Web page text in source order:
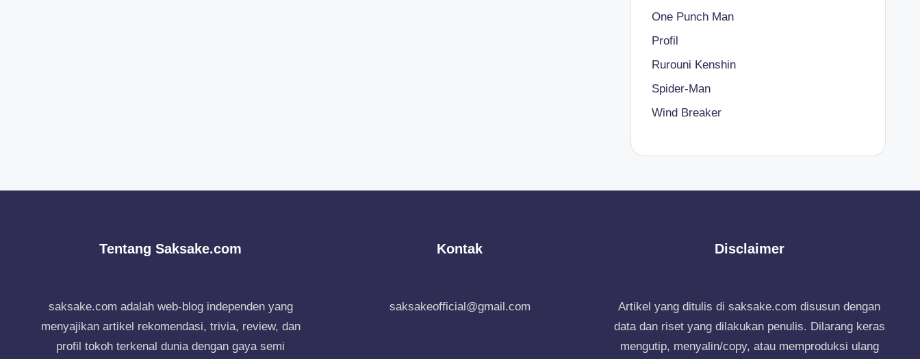
One Punch Man
Profil
Rurouni Kenshin
Spider-Man
Wind Breaker
Tentang Saksake.com
saksake.com adalah web-blog independen yang
menyajikan artikel rekomendasi, trivia, review, dan
profil tokoh terkenal dunia dengan gaya semi
Kontak
saksakeofficial@gmail.com
Disclaimer
Artikel yang ditulis di saksake.com disusun dengan
data dan riset yang dilakukan penulis. Dilarang keras
mengutip, menyalin/copy, atau memproduksi ulang